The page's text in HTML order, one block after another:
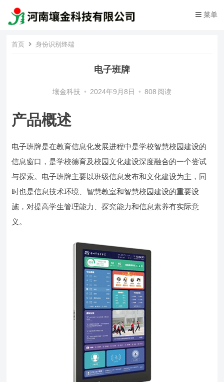
菜单
首页 身份识别终端
电子班牌
壤金科技 • 2024年9月8日 • 808 阅读
产品概述
电子班牌是在教育信息化发展进程中是学校智慧校园建设的
信息窗口，是学校德育及校园文化建设深度融合的一个尝试
与探索。电子班牌主要以班级信息发布和文化建设为主，同
时也是信息技术环境、智慧教室和智慧校园建设的重要设
施，对提高学生管理能力、探究能力和信息素养有实际意
义。